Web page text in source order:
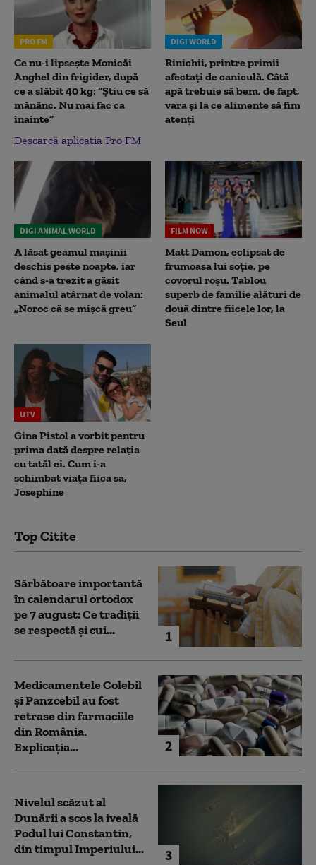
PRO FM
Ce nu-i lipsește Monicăi
Anghel din frigider, după
ce a slăbit 40 kg: “Știu ce să
mănânc. Nu mai fac ca
înainte”
Descarcă aplicația Pro FM
DIGI WORLD
Rinichii, printre primii
afectați de caniculă. Câtă
apă trebuie să bem, de fapt,
vara și la ce alimente să fim
atenți
DIGI ANIMAL WORLD
A lăsat geamul mașinii
deschis peste noapte, iar
când s-a trezit a găsit
animalul atârnat de volan:
„Noroc că se mișcă greu”
FILM NOW
Matt Damon, eclipsat de
frumoasa lui soție, pe
covorul roșu. Tablou
superb de familie alături de
două dintre fiicele lor, la
Seul
UTV
Gina Pistol a vorbit pentru
prima dată despre relația
cu tatăl ei. Cum i-a
schimbat viața fiica sa,
Josephine
Top Citite
1
Sărbătoare importantă
în calendarul ortodox
pe 7 august: Ce tradiții
se respectă și cui...
2
Medicamentele Colebil
și Panzcebil au fost
retrase din farmaciile
din România.
Explicația...
3
Nivelul scăzut al
Dunării a scos la iveală
Podul lui Constantin,
din timpul Imperiului...